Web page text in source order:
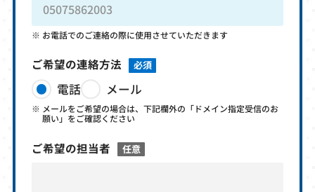
お電話でのご連絡の際に使用させていただきます
ご希望の連絡方法 必須
電話 メール
メールをご希望の場合は、下記欄外の「ドメイン指定受信のお
願い」をご確認ください
ご希望の担当者 任意